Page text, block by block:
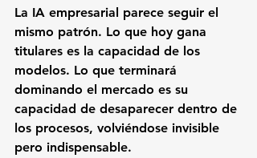
La IA empresarial parece seguir el
mismo patrón. Lo que hoy gana
titulares es la capacidad de los
modelos. Lo que terminará
dominando el mercado es su
capacidad de desaparecer dentro de
los procesos, volviéndose invisible
pero indispensable.